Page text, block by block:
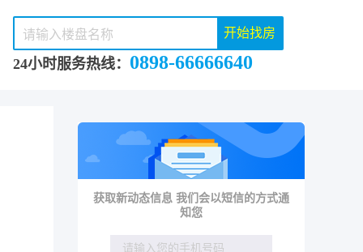
开始找房
24小时服务热线： 0898-66666640
获取新动态信息 我们会以短信的方式通
知您